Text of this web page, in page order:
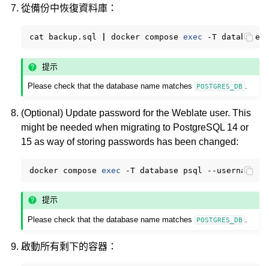
從備份中恢復資料庫：
cat backup.sql docker compose exec -T database
提示
Please check that the database name matches POSTGRES_DB .
(Optional) Update password for the Weblate user. This
might be needed when migrating to PostgreSQL 14 or
15 as way of storing passwords has been changed:
docker compose exec -T database psql --username
提示
Please check that the database name matches POSTGRES_DB
啟動所有剩下的容器：